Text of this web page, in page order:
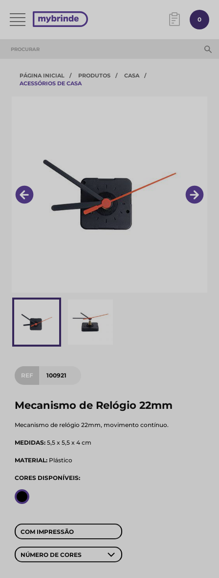
0
PÁGINA INICIAL PRODUTOS
CASA
ACESSÓRIOS DE CASA
REF 100921
Mecanismo de Relógio 22mm
Mecanismo de relógio 22mm, movimento contínuo.
MEDIDAS: 5,5 x 5,5 x 4 cm
MATERIAL: Plástico
CORES DISPONÍVEIS:
COM IMPRESSÃO
NÚMERO DE CORES